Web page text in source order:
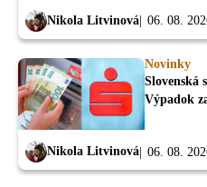
Nikola Litvinová 06. 08.
Novinky
Slovenská
Výpadok
Nikola Litvinová 06. 08.